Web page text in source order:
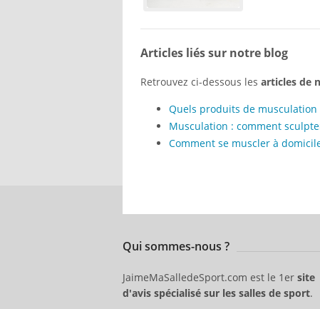
Articles liés sur notre blog
Retrouvez ci-dessous les articles de
Quels produits de musculation
Musculation : comment
Comment se muscler à
Qui sommes-nous ?
JaimeMaSalledeSport.com est le 1er site
d'avis spécialisé sur les salles de sport.